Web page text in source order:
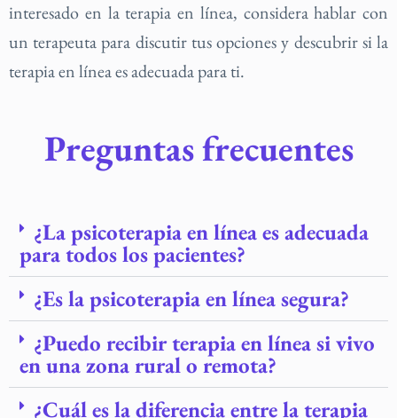
interesado en la terapia en línea, considera hablar con
un terapeuta para discutir tus opciones y descubrir si la
terapia en línea es adecuada para ti.
Preguntas frecuentes
¿La psicoterapia en línea es adecuada
para todos los pacientes?
¿Es la psicoterapia en línea segura?
¿Puedo recibir terapia en línea si vivo
en una zona rural o remota?
¿Cuál es la diferencia entre la terapia